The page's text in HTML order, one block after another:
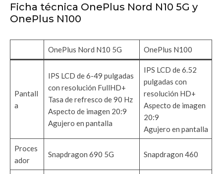
Ficha técnica OnePlus Nord N10 5G y
OnePlus N100
OnePlus Nord N10 5G OnePlus N100
Pantall
a
IPS LCD de 6-49 pulgadas
con resolución FullHD+
Tasa de refresco de 90 Hz
Aspecto de imagen 20:9
Agujero en pantalla
IPS LCD de 6.52
pulgadas con
resolución HD+
Aspecto de imagen
20:9
Agujero en pantalla
Proces
ador
Snapdragon 690 5G Snapdragon 460